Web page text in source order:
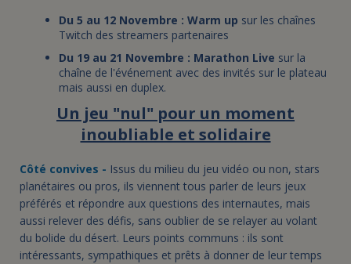
Du 5 au 12 Novembre : Warm up sur les chaînes
Twitch des streamers partenaires
Du 19 au 21 Novembre : Marathon Live sur la
chaîne de l'événement avec des invités sur le plateau
mais aussi en duplex.
Un jeu "nul" pour un moment
inoubliable et solidaire
Côté convives - Issus du milieu du jeu vidéo ou non, stars
planétaires ou pros, ils viennent tous parler de leurs jeux
préférés et répondre aux questions des internautes, mais
aussi relever des défis, sans oublier de se relayer au volant
du bolide du désert. Leurs points communs : ils sont
intéressants, sympathiques et prêts à donner de leur temps